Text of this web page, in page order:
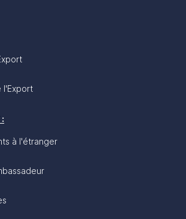
l'Export
à l'étranger